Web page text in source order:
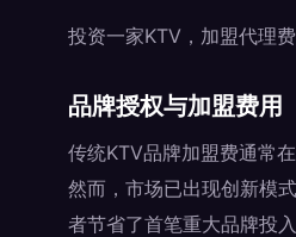
投资一家KTV，加盟代理
品牌授权与加盟费用
传统KTV品牌加盟费通常
然而，市场已出现创新模
者节省了首笔重大品牌投入